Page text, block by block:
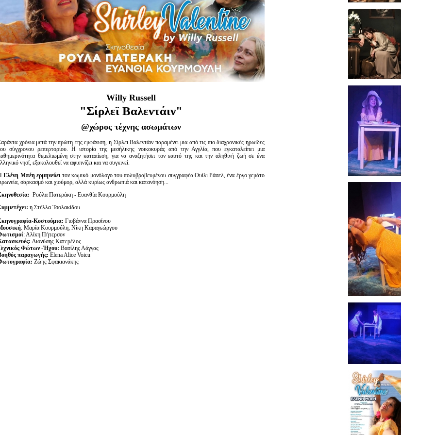
Είσοδος διαχειριστή
Willy Russell
"Σίρλεϊ Βαλεντάιν"
@χώρος τέχνης ασωμάτων
χρόνια μετά την πρώτη της εμφάνιση, η Σίρλει Βαλεντάιν παραμένει μια από τις πιο διαχρονικές ηρωίδες
σύγχρονου ρεπερτορίου. Η ιστορία της μεσήλικης νοικοκυράς από την Αγγλία, που εγκαταλείπει μια
θεμελιωμένη στην καταπίεση, για να αναζητήσει τον εαυτό της και την αληθινή ζωή σε ένα
νησί, εξακολουθεί να αφυπνίζει και να συγκινεί.
Ελένη Μπέη ερμηνεύειτον κωμικό μονόλογο του πολυβραβευμένου συγγραφέα Ουίλι Ράσελ, ένα έργο γεμάτο
σαρκασμό και χιούμορ, αλλά κυρίως ανθρωπιά και κατανόηση...
Ρούλα Πατεράκη - Ευανθία Κουρμούλη
η Στέλλα Τσολακίδου
Κοστούμια: Γιοβάννα Πρασίνου
: Μαρία Κουρμούλη, Νίκη Καραγεώργου
: Αλίκη Πήτερσον
Διονύσης Κατερέλος
Φώτων -Ήχου: Βασίλης Λάγγας
παραγωγής: Elena Alice Voicu
Ζώης Σφακιανάκης